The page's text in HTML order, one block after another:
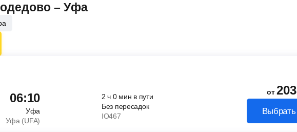
– Уфа
06:10
Уфа
Уфа (UFA)
2ч 0 мин в пути
Без пересадок
IO467
от